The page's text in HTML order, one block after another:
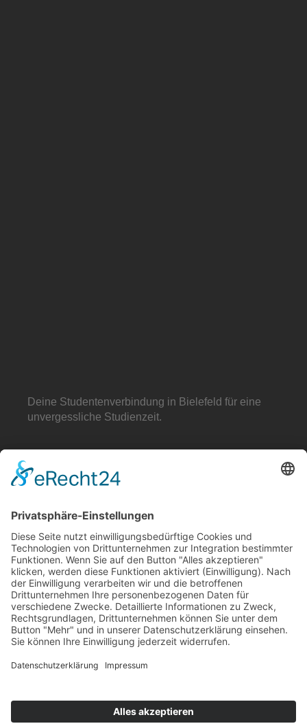
Deine Studentenverbindung in Bielefeld für eine
unvergessliche Studienzeit.
Menü
Veranstaltungen
Wen wir suchen
Erfahrungen
Unser Haus
Rechtliches
Impressum